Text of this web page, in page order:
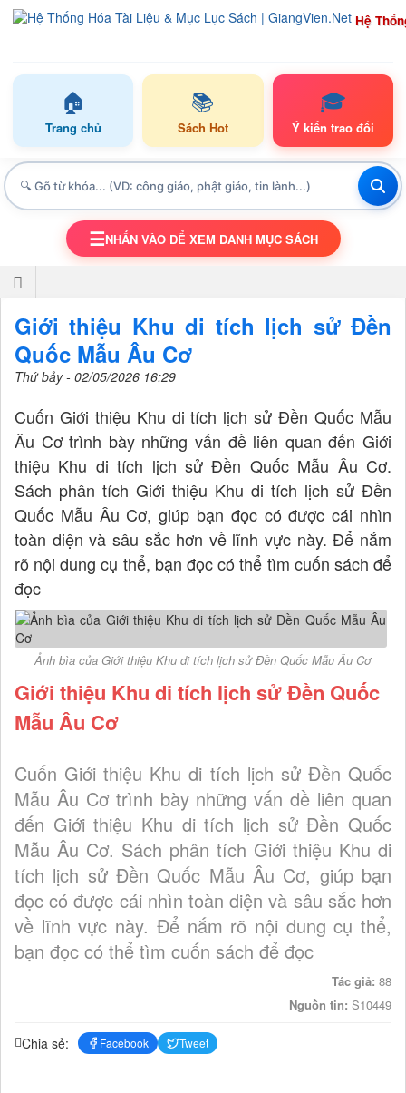
Hệ
🏠
Trang chủ
📚
Sách Hot
🎓
Ý kiến trao đổi
TOGGLE NAVIGATION
☰NHẤN VÀO ĐỂ XEM DANH MỤC SÁCH
Giới thiệu Khu di tích lịch sử Đền
Quốc Mẫu Âu Cơ
Thứ bảy - 02/05/2026 16:29
Cuốn Giới thiệu Khu di tích lịch sử Đền Quốc Mẫu
Âu Cơ trình bày những vấn đề liên quan đến Giới
thiệu Khu di tích lịch sử Đền Quốc Mẫu Âu Cơ.
Sách phân tích Giới thiệu Khu di tích lịch sử Đền
Quốc Mẫu Âu Cơ, giúp bạn đọc có được cái nhìn
toàn diện và sâu sắc hơn về lĩnh vực này. Để nắm
rõ nội dung cụ thể, bạn đọc có thể tìm cuốn sách để
đọc
Ảnh bìa của Giới thiệu Khu di tích lịch sử Đền Quốc Mẫu Âu Cơ
Giới thiệu Khu di tích lịch sử Đền Quốc
Mẫu Âu Cơ
Cuốn Giới thiệu Khu di tích lịch sử Đền Quốc
Mẫu Âu Cơ trình bày những vấn đề liên quan
đến Giới thiệu Khu di tích lịch sử Đền Quốc
Mẫu Âu Cơ. Sách phân tích Giới thiệu Khu di
tích lịch sử Đền Quốc Mẫu Âu Cơ, giúp bạn
đọc có được cái nhìn toàn diện và sâu sắc hơn
về lĩnh vực này. Để nắm rõ nội dung cụ thể,
bạn đọc có thể tìm cuốn sách để đọc
Tác giả: 88
Nguồn tin: S10449
Chia sẻ: Facebook Tweet